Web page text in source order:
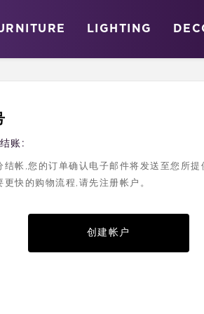
LIGHTING
账:
结帐,您的订单确认电子邮件将发送至您所提
快的购物流程,请先注册帐户。
创建帐户